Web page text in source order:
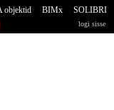
objektid BIMx
SOLIBRI
logi sisse